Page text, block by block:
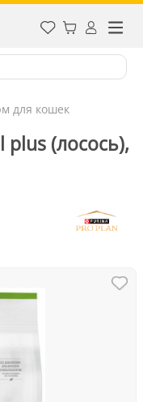
для кошек
plus (лосось),